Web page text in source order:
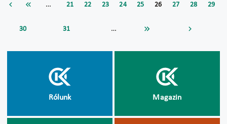
… 21 22 23 24 25 26 27 28 29
30 31 …
Rólunk Magazin